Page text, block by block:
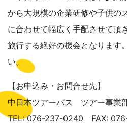
から大規模の企業研修や子供の
に合わせて幅広く手配させて頂
旅行する絶好の機会となります
い。
【お申込み・お問合せ先】
中日本ツアーバス ツアー事業
TEL: 076-237-0240 FAX: